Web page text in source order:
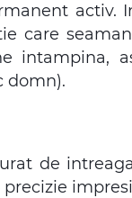
activ.
care
intampina,
domn).
de